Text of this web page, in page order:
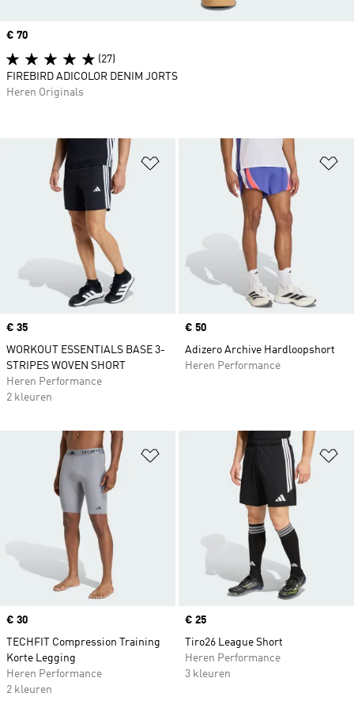
Op verlanglijst zetten
Price
€ 35
WORKOUT ESSENTIALS BASE 3-
STRIPES WOVEN SHORT
Heren Performance
2 kleuren
Price
€ 50
Adizero Archive Hardloopshort
Heren Performance
Op verlanglijst zetten
Price
€ 30
TECHFIT Compression Training
Korte Legging
Heren Performance
2 kleuren
Price
€ 25
Tiro26 League Short
Heren Performance
3 kleuren
Price
€ 70
(27)
FIREBIRD ADICOLOR DENIM JORTS
Heren Originals